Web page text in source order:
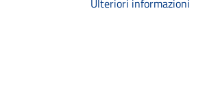
Ulteriori informazioni